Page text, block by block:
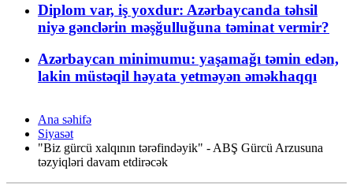
Diplom var, iş yoxdur: Azərbaycanda təhsil
niyə gənclərin məşğulluğuna təminat vermir?
Azərbaycan minimumu: yaşamağı təmin edən,
lakin müstəqil həyata yetməyən əməkhaqqı
Ana səhifə
Siyasət
"Biz gürcü xalqının tərəfindəyik" - ABŞ Gürcü Arzusuna
təzyiqləri davam etdirəcək